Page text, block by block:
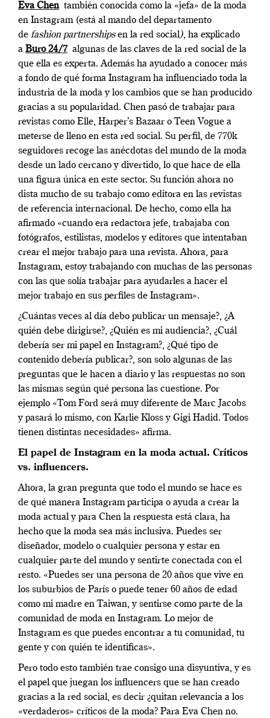
Eva Chentambién conocida como la «jefa» de la moda
en Instagram (está al mando del departamento
de fashion partnershipsen la red social), ha explicado
a Buro 24/7 algunas de las claves de la red social de la
que ella es experta. Además ha ayudado a conocer más
a fondo de qué forma Instagram ha influenciado toda la
industria de la moda y los cambios que se han producido
gracias a su popularidad. Chen pasó de trabajar para
revistas como Elle, Harper’s Bazaar o Teen Vogue a
meterse de lleno en esta red social. Su perfil, de 770k
seguidores recoge las anécdotas del mundo de la moda
desde un lado cercano y divertido, lo que hace de ella
una figura única en este sector. Su función ahora no
dista mucho de su trabajo como editora en las revistas
de referencia internacional. De hecho, como ella ha
afirmado «cuando era redactora jefe, trabajaba con
fotógrafos, estilistas, modelos y editores que intentaban
crear el mejor trabajo para una revista. Ahora, para
Instagram, estoy trabajando con muchas de las personas
con las que solía trabajar para ayudarles a hacer el
mejor trabajo en sus perfiles de Instagram».
¿Cuántas veces al día debo publicar un mensaje?, ¿A
quién debe dirigirse?, ¿Quién es mi audiencia?, ¿Cuál
debería ser mi papel en Instagram?, ¿Qué tipo de
contenido debería publicar?, son solo algunas de las
preguntas que le hacen a diario y las respuestas no son
las mismas según qué persona las cuestione. Por
ejemplo «Tom Ford será muy diferente de Marc Jacobs
y pasará lo mismo, con Karlie Kloss y Gigi Hadid. Todos
tienen distintas necesidades» afirma.
El papel de Instagram en la moda actual. Críticos
vs. influencers.
Ahora, la gran pregunta que todo el mundo se hace es
de qué manera Instagram participa o ayuda a crear la
moda actual y para Chen la respuesta está clara, ha
hecho que la moda sea más inclusiva. Puedes ser
diseñador, modelo o cualquier persona y estar en
cualquier parte del mundo y sentirte conectada con el
resto. «Puedes ser una persona de 20 años que vive en
los suburbios de París o puede tener 60 años de edad
como mi madre en Taiwan, y sentirse como parte de la
comunidad de moda en Instagram. Lo mejor de
Instagram es que puedes encontrar a tu comunidad, tu
gente y con quién te identificas».
Pero todo esto también trae consigo una disyuntiva, y es
el papel que juegan los influencers que se han creado
gracias a la red social, es decir ¿quitan relevancia a los
«verdaderos» críticos de la moda? Para Eva Chen no.